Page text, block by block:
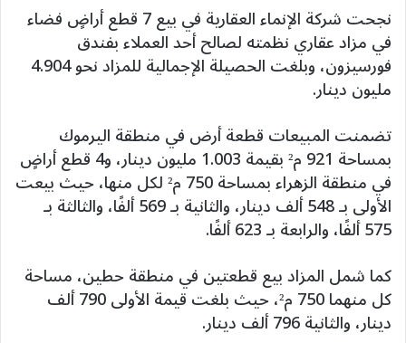
نجحت شركة الإنماء العقارية في بيع 7 قطع أراضٍ فضاء
في مزاد عقاري نظمته لصالح أحد العملاء بفندق
فورسيزون، وبلغت الحصيلة الإجمالية للمزاد نحو 4.904
مليون دينار.
تضمنت المبيعات قطعة أرض في منطقة اليرموك
بمساحة 921 م² بقيمة 1.003 مليون دينار، و4 قطع أراضٍ
في منطقة الزهراء بمساحة 750 م² لكل منها، حيث بيعت
الأولى بـ 548 ألف دينار، والثانية بـ 569 ألفًا، والثالثة بـ
575 ألفًا، والرابعة بـ 623 ألفًا.
كما شمل المزاد بيع قطعتين في منطقة حطين، مساحة
كل منهما 750 م²، حيث بلغت قيمة الأولى 790 ألف
دينار، والثانية 796 ألف دينار.